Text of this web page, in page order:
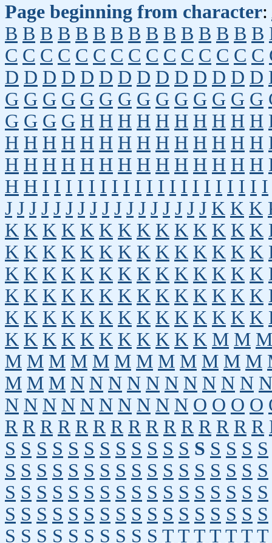
Page beginning from character:
B B B B B B B B B B B B B B B
C C C C C C C C C C C C C C C
D D D D D D D D D D D D D D
G G G G G G G G G G G G G G
G G G G H H H H H H H H H H
H H H H H H H H H H H H H H
H H H H H H H H H H H H H H
H H I I I I I I I I I I I I I I I I I I I I
J J J J J J J J J J J J J J J J J K K K
K K K K K K K K K K K K K K
K K K K K K K K K K K K K K
K K K K K K K K K K K K K K
K K K K K K K K K K K K K K
K K K K K K K K K K K K K K
K K K K K K K K K K K M M M
M M M M M M M M M M M M
M M M N N N N N N N N N N N
N N N N N N N N N N O O O O
R R R R R R R R R R R R R R R
S S S S S S S S S S S S S S S S S
S S S S S S S S S S S S S S S S S
S S S S S S S S S S S S S S S S S
S S S S S S S S S S S S S S S S S
S S S S S S S S S S T T T T T T T